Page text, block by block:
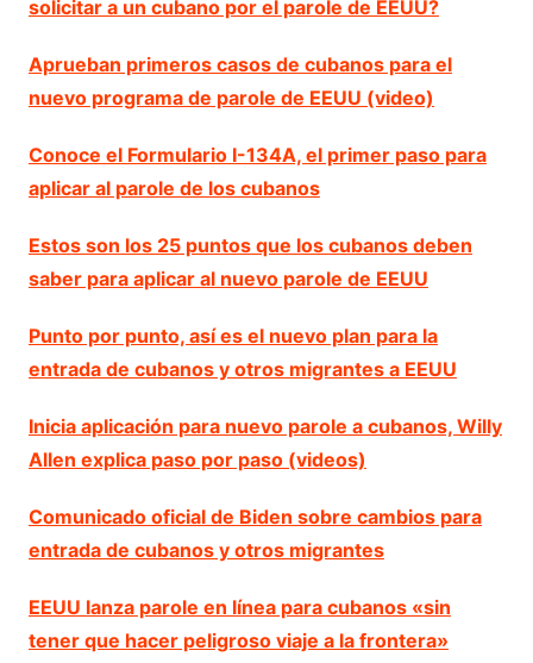
solicitar a un cubano por el parole de EEUU?
Aprueban primeros casos de cubanos para el
nuevo programa de parole de EEUU (video)
Conoce el Formulario I-134A, el primer paso para
aplicar al parole de los cubanos
Estos son los 25 puntos que los cubanos deben
saber para aplicar al nuevo parole de EEUU
Punto por punto, así es el nuevo plan para la
entrada de cubanos y otros migrantes a EEUU
Inicia aplicación para nuevo parole a cubanos, Willy
Allen explica paso por paso (videos)
Comunicado oficial de Biden sobre cambios para
entrada de cubanos y otros migrantes
EEUU lanza parole en línea para cubanos «sin
tener que hacer peligroso viaje a la frontera»